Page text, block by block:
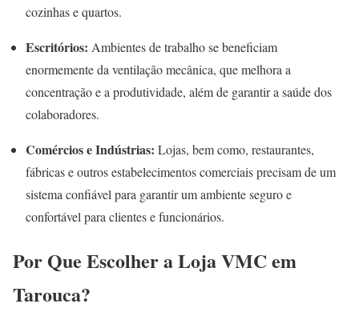
cozinhas e quartos.
Escritórios: Ambientes de trabalho se beneficiam
enormemente da ventilação mecânica, que melhora a
concentração e a produtividade, além de garantir a saúde dos
colaboradores.
Comércios e Indústrias: Lojas, bem como, restaurantes,
fábricas e outros estabelecimentos comerciais precisam de um
sistema confiável para garantir um ambiente seguro e
confortável para clientes e funcionários.
Por Que Escolher a Loja VMC em
Tarouca?